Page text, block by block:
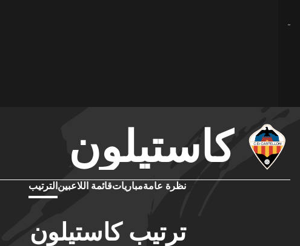
كاستيلون
نظرة عامةمبارياتقائمة اللاعبين الترتيب
ترتيب كاستيلون